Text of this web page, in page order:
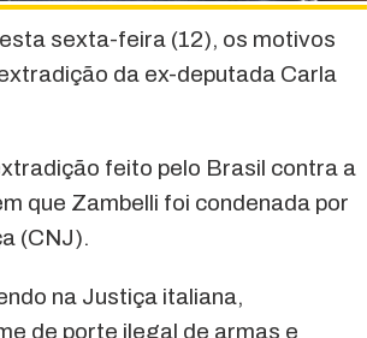
sexta-feira (12), os motivos
da ex-deputada Carla
feito pelo Brasil contra a
que Zambelli foi condenada por
(CNJ).
na Justiça italiana,
de porte ilegal de armas e